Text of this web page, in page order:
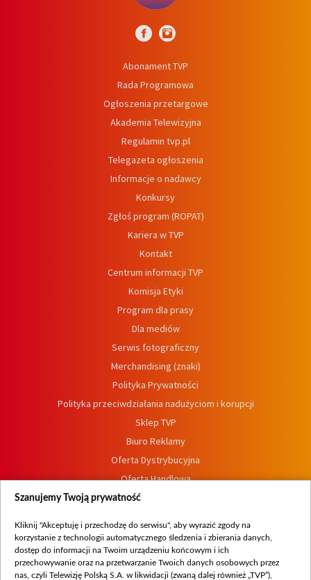
Abonament TVP
Rada Programowa
Ogłoszenia przetargowe
Akademia Telewizyjna
Regulamin tvp.pl
Telegazeta ogłoszenia
Informacje o nadawcy
Konkursy
Zgłoś program (ROPAT)
Kariera w TVP
Kontakt
Centrum informacji TVP
Komisja Etyki
Program dla prasy
Dla mediów
Serwis fotograficzny
Merchandising (znaki)
Polityka Prywatności
Polityka przeciwdziałania nadużyciom i korupcji
Sklep TVP
Biuro Reklamy
Oferta Dystrybucyjna
Oferta Handlowa
Dostępność
Procedura zgłoszeń wewnętrznych
Szanujemy Twoją prywatność
Kliknij "Akceptuję i przechodzę do serwisu", aby wyrazić zgody na
korzystanie z technologii automatycznego śledzenia i zbierania danych,
dostęp do informacji na Twoim urządzeniu końcowym i ich
przechowywanie oraz na przetwarzanie Twoich danych osobowych przez
nas, czyli Telewizję Polską S.A. w likwidacji (zwaną dalej również „TVP”),